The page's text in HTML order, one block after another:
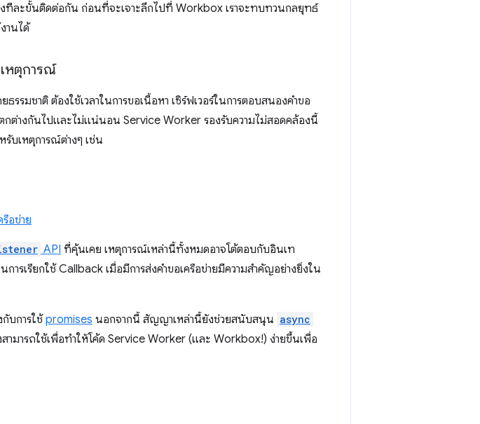
งทีละขั้นติดต่อกัน ก่อนที่จะเจาะลึกไปที่ Workbox เราจะทบทวนกลยุทธ์
านได้
หตุการณ์
รมชาติ ต้องใช้เวลาในการขอเนื้อหา เซิร์ฟเวอร์ในการตอบสนองคำขอ
กต่างกันไปและไม่แน่นอน Service Worker รองรับความไม่สอดคล้องนี้
บเหตุการณ์ต่างๆ เช่น
อข่าย
API ที่คุ้นเคย เหตุการณ์เหล่านี้ทั้งหมดอาจโต้ตอบกับอินเท
การเรียกใช้ Callback เมื่อมีการส่งคำขอเครือข่ายมีความสำคัญอย่างยิ่งใน
บการใช้ promises นอกจากนี้ สัญญาเหล่านี้ยังช่วยสนับสนุน async
ามารถใช้เพื่อทำให้โค้ด Service Worker (และ Workbox!) ง่ายขึ้นเพื่อ